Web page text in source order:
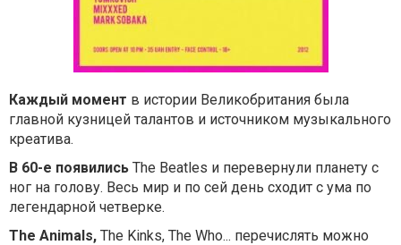
Каждый момент в истории Великобритания была
главной кузницей талантов и источником музыкального
креатива.
В 60-е появились The Beatles и перевернули планету с
ног на голову. Весь мир и по сей день сходит с ума по
легендарной четверке.
The Animals, The Kinks, The Who... перечислять можно